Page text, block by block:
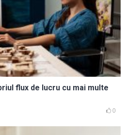
flux de lucru cu mai multe
0